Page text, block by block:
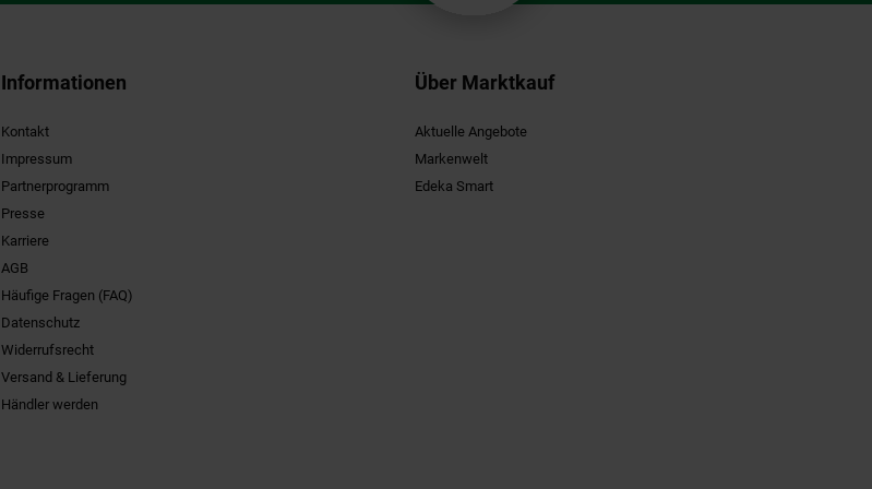
Informationen
Kontakt
Impressum
Partnerprogramm
Presse
Karriere
AGB
Häufige Fragen (FAQ)
Datenschutz
Widerrufsrecht
Versand & Lieferung
Händler werden
Über Marktkauf
Aktuelle Angebote
Markenwelt
Edeka Smart